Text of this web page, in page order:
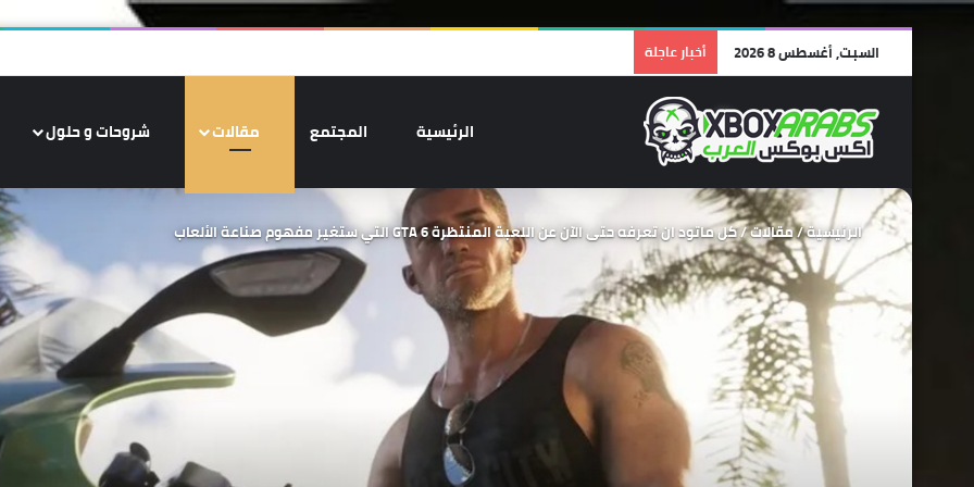
السبت, أغسطس 8 2026 أخبار عاجلة
الرئيسية المجتمع مقالات شروحات و حلول
الرئيسية/مقالات/كل ماتود ان تعرفه حتى الآن عن اللعبة المنتظرة GTA 6 التي ستغير مفهوم صناعة الألعاب